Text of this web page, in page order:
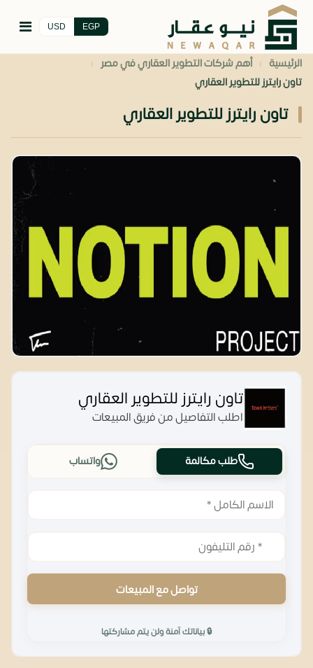
EGP
USD
الرئيسية › أهم شركات التطوير العقاري في مصر ›
تاون رايترز للتطوير العقاري
تاون رايترز للتطوير العقاري
تاون رايترز للتطوير العقاري
اطلب التفاصيل من فريق المبيعات
طلب مكالمة واتساب
تواصل مع المبيعات
🔒 بياناتك آمنة ولن يتم مشاركتها